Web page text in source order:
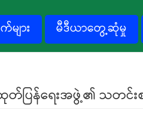
ျား မီဒီယာတွေ့ဆုံမှု
ပြန်ရေးအဖွဲ့၏ သတင်း